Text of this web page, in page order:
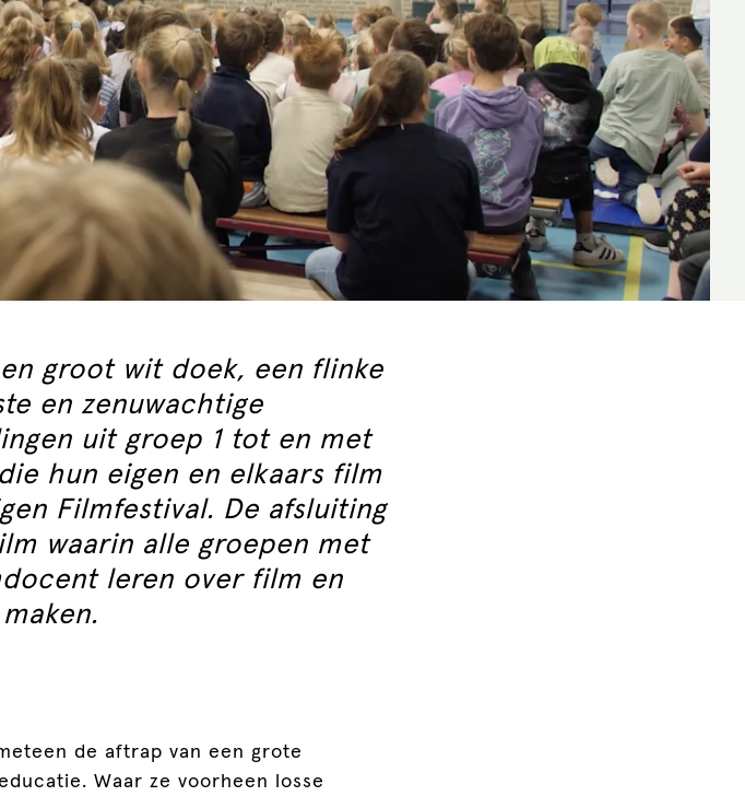
groot wit doek, een flinke
en zenuwachtige
uit groep 1 tot en met
hun eigen en elkaars film
Filmfestival. De afsluiting
waarin alle groepen met
leren over film en
de aftrap van een grote
Waar ze voorheen losse